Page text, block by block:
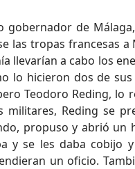
gobernador de
las tropas francesas
llevarían a cabo los
lo hicieron dos de
Teodoro Reding, lo
militares, Reding se
propuso y abrió un
y se les daba cobijo
un oficio.